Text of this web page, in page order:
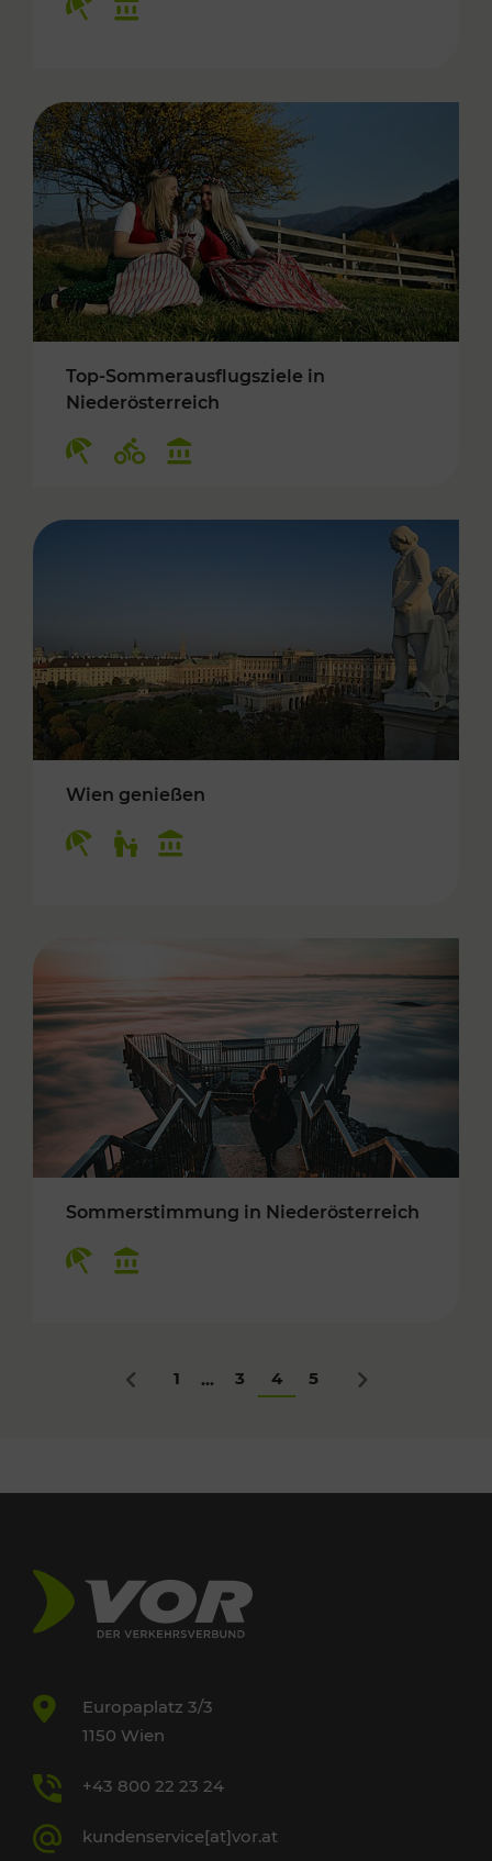
Top-Sommerausflugsziele in
Niederösterreich
Wien genießen
Sommerstimmung in Niederösterreich
Zurück
1 ... 3 4 5 Nächstes
Europaplatz 3/3
1150 Wien
+43 800 22 23 24
kundenservice[at]vor.at